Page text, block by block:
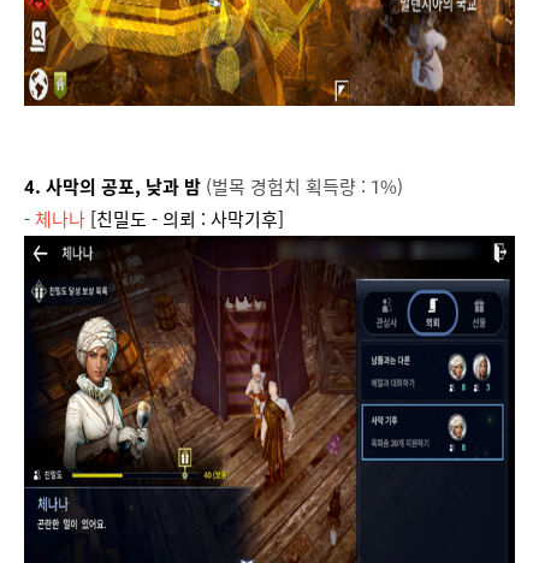
4. 사막의 공포, 낮과 밤 (벌목 경험치 획득량 : 1%)
- 체나나 [친밀도 - 의뢰 : 사막기후]